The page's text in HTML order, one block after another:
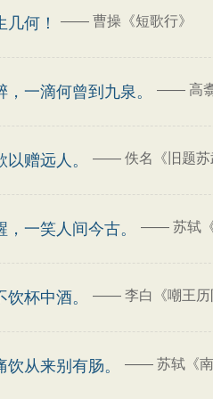
何！ —— 曹操《短歌行》
，一滴何曾到九泉。 —— 高
赠远人。 —— 佚名《旧题苏
一笑人间今古。 —— 苏轼
杯中酒。 —— 李白《嘲王
从来别有肠。 —— 苏轼《